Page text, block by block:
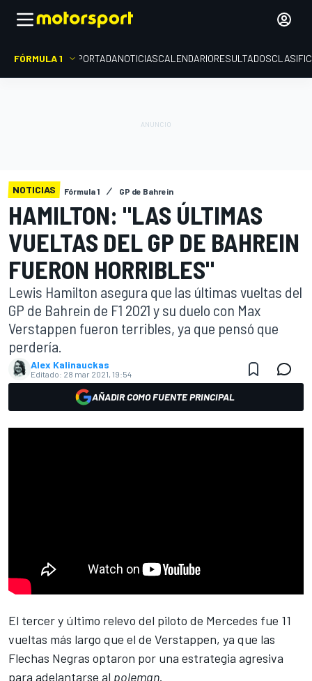
FÓRMULA 1 PORTADANOTICIASCALENDARIORESULTADOS
NOTICIAS Fórmula 1 GP de Bahrein
HAMILTON: "LAS ÚLTIMAS
VUELTAS DEL GP DE BAHREIN
FUERON HORRIBLES"
Lewis Hamilton asegura que las últimas vueltas del
GP de Bahrein de F1 2021 y su duelo con Max
Verstappen fueron terribles, ya que pensó que
perdería.
Alex Kalinauckas
Editado: 28 mar 2021, 19:54
AÑADIR COMO FUENTE PRINCIPAL
El tercer y último relevo del piloto de Mercedes fue 11
vueltas más largo que el de Verstappen, ya que las
Flechas Negras optaron por una estrategia agresiva
para adelantarse al poleman.